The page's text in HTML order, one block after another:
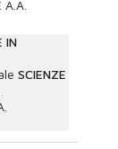
A.A.
IN
SCIENZE